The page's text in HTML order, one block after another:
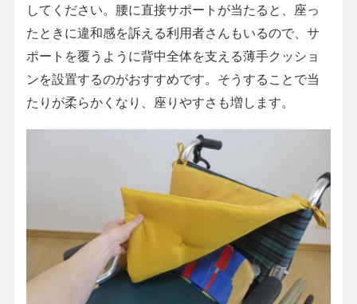
してください。腰に直接サポートが当たると、座っ
たときに違和感を訴える利用者さんもいるので、サ
ポートを覆うように背中全体を支える薄手クッショ
ンを設置するのがおすすめです。そうすることで当
たりが柔らかくなり、座りやすさも増します。